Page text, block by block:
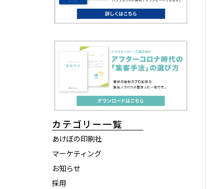
カテゴリー一覧
あけぼの印刷社
マーケティング
お知らせ
採用